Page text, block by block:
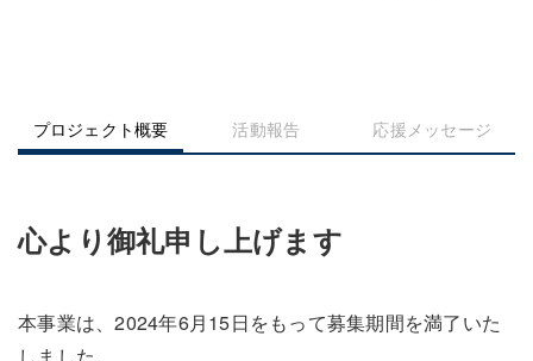
プロジェクト概要 活動報告 応援メッセージ
心より御礼申し上げます
本事業は、2024年6月15日をもって募集期間を満了いた
しました。